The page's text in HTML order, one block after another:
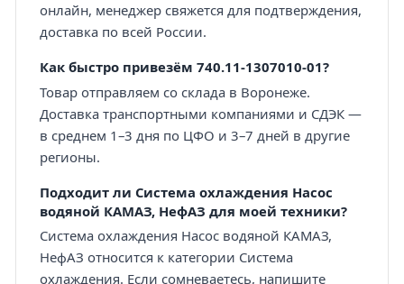
онлайн, менеджер свяжется для подтверждения,
доставка по всей России.
Как быстро привезём 740.11-1307010-01?
Товар отправляем со склада в Воронеже.
Доставка транспортными компаниями и СДЭК —
в среднем 1–3 дня по ЦФО и 3–7 дней в другие
регионы.
Подходит ли Система охлаждения Насос
водяной КАМАЗ, НефАЗ для моей техники?
Система охлаждения Насос водяной КАМАЗ,
НефАЗ относится к категории Система
охлаждения. Если сомневаетесь, напишите